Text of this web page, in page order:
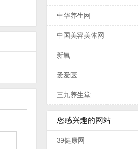
中华养生网
中国美容美体网
新氧
爱爱医
三九养生堂
您感兴趣的网站
39健康网